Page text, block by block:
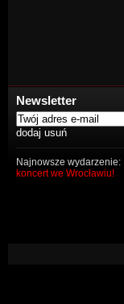
Newsletter
Najnowsze wydarzenie:
koncert we Wrocławiu!